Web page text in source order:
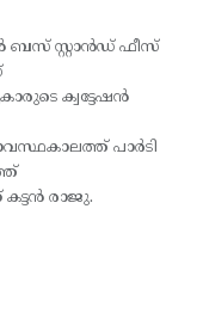
ബസ് സ്റ്റാന്‍ഡ് ഫീസ്
ക്വട്ടേഷന്‍
പാര്‍ടി
രാജു.